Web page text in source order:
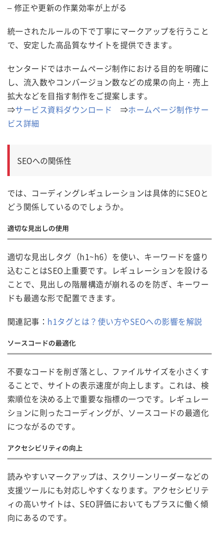
– 修正や更新の作業効率が上がる
統一されたルールの下で丁寧にマークアップを行うこと
で、安定した高品質なサイトを提供できます。
センタードではホームページ制作における目的を明確に
し、流入数やコンバージョン数などの成果の向上・売上
拡大などを目指す制作をご提案します。
⇒サービス資料ダウンロード ⇒ホームページ制作サー
ビス詳細
SEOへの関係性
では、コーディングレギュレーションは具体的にSEOと
どう関係しているのでしょうか。
適切な見出しの使用
適切な見出しタグ（h1~h6）を使い、キーワードを盛り
込むことはSEO上重要です。レギュレーションを設ける
ことで、見出しの階層構造が崩れるのを防ぎ、キーワー
ドも最適な形で配置できます。
関連記事： h1タグとは？使い方やSEOへの影響を解説
ソースコードの最適化
不要なコードを削ぎ落とし、ファイルサイズを小さくす
ることで、サイトの表示速度が向上します。これは、検
索順位を決める上で重要な指標の一つです。レギュレー
ションに則ったコーディングが、ソースコードの最適化
につながるのです。
アクセシビリティの向上
読みやすいマークアップは、スクリーンリーダーなどの
支援ツールにも対応しやすくなります。アクセシビリテ
ィの高いサイトは、SEO評価においてもプラスに働く傾
向にあるのです。